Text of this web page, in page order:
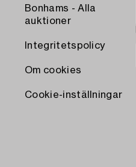
Bonhams - Alla
auktioner
Integritetspolicy
Om cookies
Cookie-inställningar